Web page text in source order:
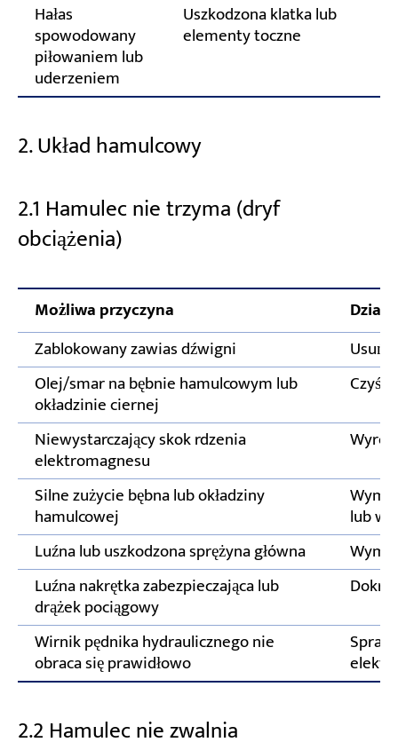
Hałas
spowodowany
piłowaniem lub
uderzeniem
Uszkodzona klatka lub
elementy toczne
2. Układ hamulcowy
2.1 Hamulec nie trzyma (dryf
obciążenia)
Możliwa przyczyna
Zablokowany zawias dźwigni
Usuń
Olej/smar na bębnie hamulcowym lub
okładzinie ciernej
Niewystarczający skok rdzenia
elektromagnesu
Silne zużycie bębna lub okładziny
hamulcowej
lub
Luźna lub uszkodzona sprężyna główna
Luźna nakrętka zabezpieczająca lub
drążek pociągowy
Wirnik pędnika hydraulicznego nie
obraca się prawidłowo
2.2 Hamulec nie zwalnia